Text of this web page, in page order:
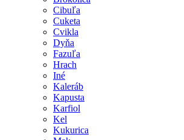
Cibuľa
Cuketa
Cvikla
Dyňa
Fazuľa
Hrach
Iné
Kaleráb
Kapusta
Karfiol
Kel
Kukurica